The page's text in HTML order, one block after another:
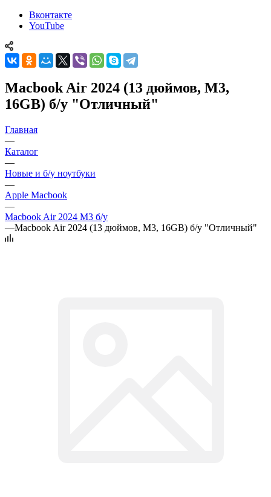
Вконтакте
YouTube
Macbook Air 2024 (13 дюймов, M3,
16GB) б/у "Отличный"
Главная
—
Каталог
—
Новые и б/у ноутбуки
—
Apple Macbook
—
Macbook Air 2024 M3 б/у
—Macbook Air 2024 (13 дюймов, M3, 16GB) б/у "Отличный"